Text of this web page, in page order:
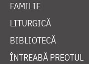
FAMILIE
LITURGICĂ
BIBLIOTECĂ
ÎNTREABĂ PREOTUL